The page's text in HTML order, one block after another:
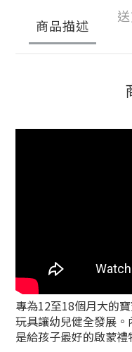
商品描述
專為12至18個月大的
玩具讓幼兒健全發展。
是給孩子最好的啟蒙禮